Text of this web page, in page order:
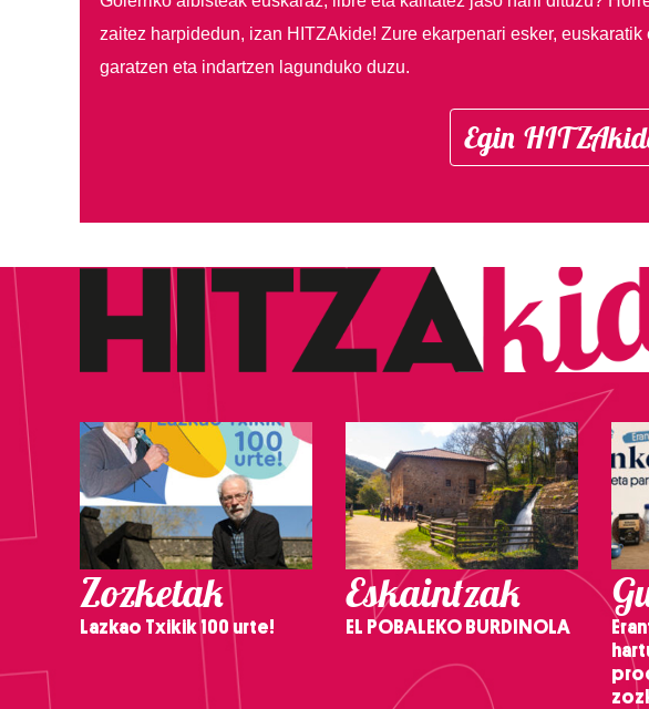
zaitez harpidedun, izan HITZAkide! Zure ekarpenari esker,
garatzen eta indartzen lagunduko duzu.
Egin
Zozketak
Lazkao Txikik 100 urte!
Eskaintzak
EL POBALEKO BURDINOLA